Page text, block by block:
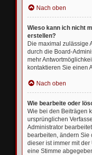
Nach oben
Wieso kann ich nicht
erstellen?
Die maximal zulässige
durch die Board-
mehr
kontaktieren Sie einen
Nach oben
Wie bearbeite oder
Wie bei den Beiträgen
ursprünglichen
Administrator
bearbeiten, ändern Sie
dieser ist immer mit
eine Stimme